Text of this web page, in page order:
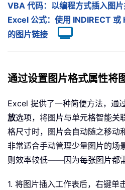
VBA 代码：以编程方式插入图
Excel 公式：使用 INDIRECT 或
的图片链接
通过设置图片格式属性将
Excel 提供了一种简便方法，通
放选项，将图片与单元格智能关
格尺寸时，图片会自动随之移动
非常适合手动管理少量图片的场
则效率较低——因为每张图片都
1. 将图片插入工作表后，右键单